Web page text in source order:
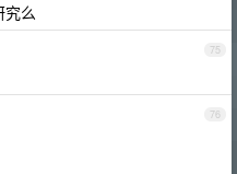
究么
75
76